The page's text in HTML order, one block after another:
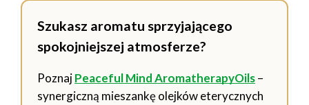
Szukasz aromatu sprzyjającego
spokojniejszej atmosferze?
PoznajPeaceful Mind AromatherapyOils–
synergiczną mieszankę olejków eterycznych